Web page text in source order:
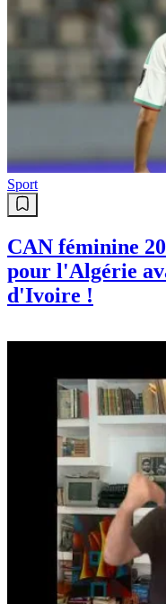
Sport
CAN féminine
pour l'Algérie
d'Ivoire !